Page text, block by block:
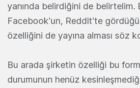
yanında belirdiğini de belirtelim.
Facebook'un, Reddit'te
özelliğini de yayına alması söz
Bu arada şirketin özelliği bu
durumunun henüz